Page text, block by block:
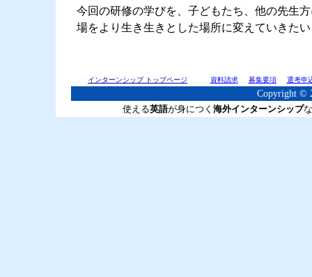
今回の研修の学びを、子どもたち、他の先生
場をより生き生きとした場所に変えていきた
インターンシップ トップページ 資料請求 募集要項 選考申
Copyright ©
使える英語が身につく 海外インターンシップ